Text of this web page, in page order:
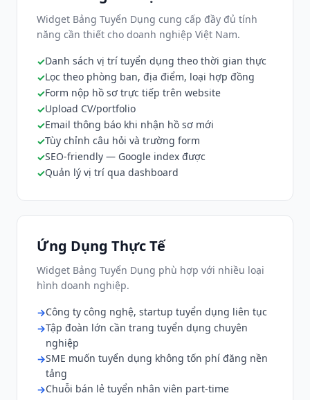
Widget Bảng Tuyển Dụng cung cấp đầy đủ tính
năng cần thiết cho doanh nghiệp Việt Nam.
Danh sách vị trí tuyển dụng theo thời gian thực
Lọc theo phòng ban, địa điểm, loại hợp đồng
Form nộp hồ sơ trực tiếp trên website
Upload CV/portfolio
Email thông báo khi nhận hồ sơ mới
Tùy chỉnh câu hỏi và trường form
SEO-friendly — Google index được
Quản lý vị trí qua dashboard
Ứng Dụng Thực Tế
Widget Bảng Tuyển Dụng phù hợp với nhiều loại
hình doanh nghiệp.
Công ty công nghệ, startup tuyển dụng liên tục
Tập đoàn lớn cần trang tuyển dụng chuyên
nghiệp
SME muốn tuyển dụng không tốn phí đăng nền
tảng
Chuỗi bán lẻ tuyển nhân viên part-time